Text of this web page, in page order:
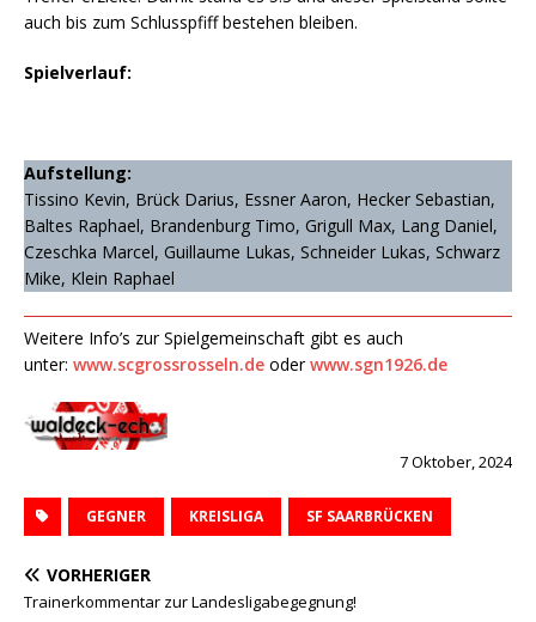
auch bis zum Schlusspfiff bestehen bleiben.
Spielverlauf:
Aufstellung:
Tissino Kevin, Brück Darius, Essner Aaron, Hecker Sebastian,
Baltes Raphael, Brandenburg Timo, Grigull Max, Lang Daniel,
Czeschka Marcel, Guillaume Lukas, Schneider Lukas, Schwarz
Mike, Klein Raphael
Weitere Info’s zur Spielgemeinschaft gibt es auch
unter: www.scgrossrosseln.de oderwww.sgn1926.de
7 Oktober, 2024
GEGNER KREISLIGA SF SAARBRÜCKEN
VORHERIGER
Trainerkommentar zur Landesligabegegnung!